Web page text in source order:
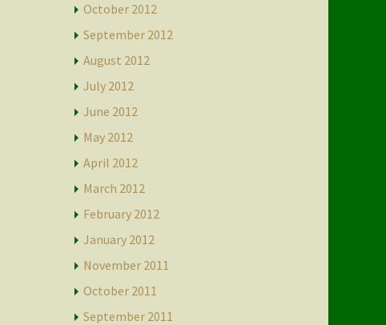
October 2012
September 2012
August 2012
July 2012
June 2012
May 2012
April 2012
March 2012
February 2012
January 2012
November 2011
October 2011
September 2011